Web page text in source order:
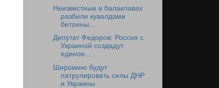
Неизвестные в балаклавах
разбили кувалдами
бетонны...
Депутат Федоров: Россия с
Украиной создадут
единое...
Широкино будут
патрулировать силы ДНР
и Украины